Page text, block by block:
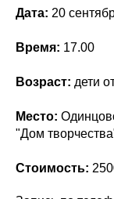
Дата: 20
Время: 17.00
Возраст: дети
Место:
"Дом
Стоимость: